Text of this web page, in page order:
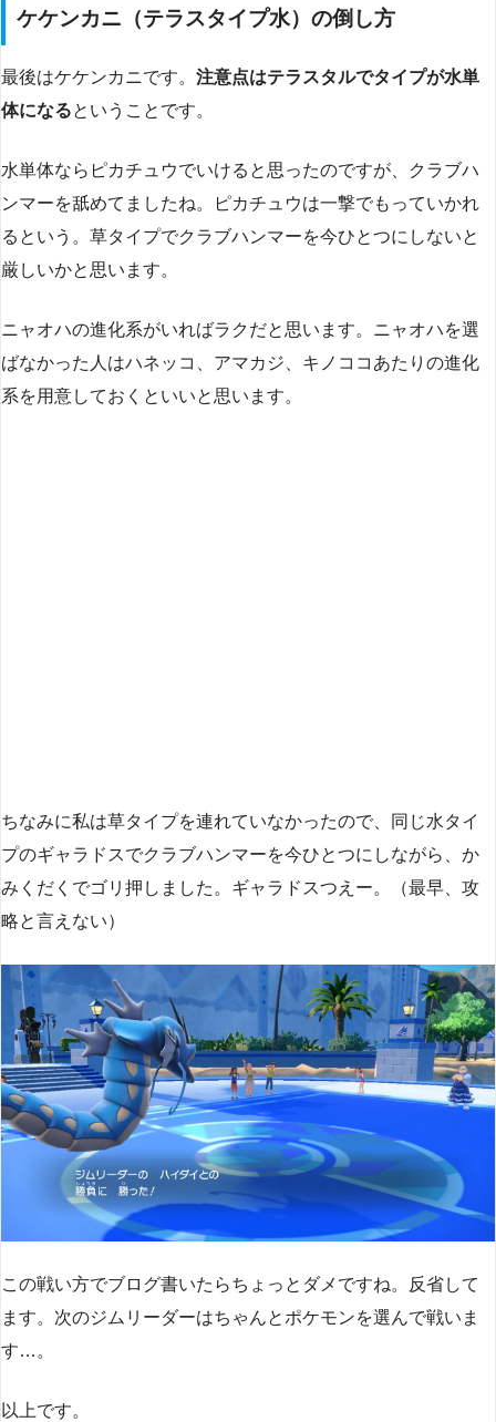
ケケンカニ（テラスタイプ水）の倒し方
最後はケケンカニです。 注意点はテラスタルでタイプが水単
体になるということです。
水単体ならピカチュウでいけると思ったのですが、クラブハ
ンマーを舐めてましたね。ピカチュウは一撃でもっていかれ
るという。草タイプでクラブハンマーを今ひとつにしないと
厳しいかと思います。
ニャオハの進化系がいればラクだと思います。ニャオハを選
ばなかった人はハネッコ、アマカジ、キノココあたりの進化
系を用意しておくといいと思います。
ちなみに私は草タイプを連れていなかったので、同じ水タイ
プのギャラドスでクラブハンマーを今ひとつにしながら、か
みくだくでゴリ押しました。ギャラドスつえー。（最早、攻
略と言えない）
この戦い方でブログ書いたらちょっとダメですね。反省して
ます。次のジムリーダーはちゃんとポケモンを選んで戦いま
す…。
以上です。